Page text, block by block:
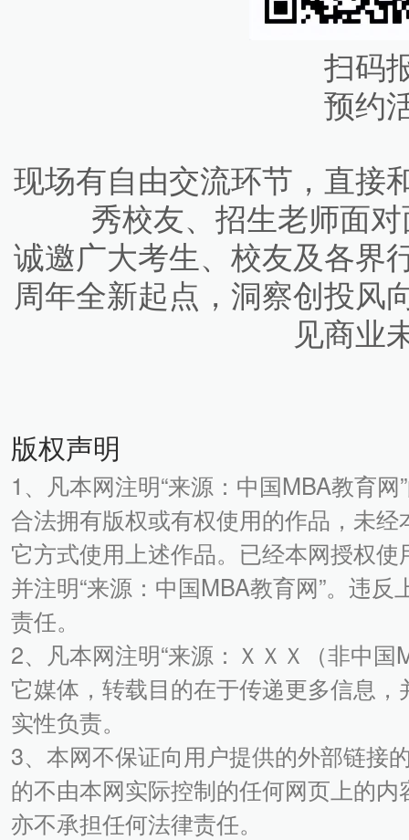
扫码
预约
现场有自由交流环节，直接
秀校友、招生老师面
诚邀广大考生、校友及各界
周年全新起点，洞察创投风
见商业
版权声明
1、凡本网注明“来源：中国MBA教育
合法拥有版权或有权使用的作品，未
它方式使用上述作品。已经本网授权
并注明“来源：中国MBA教育网”。违
责任。
2、凡本网注明“来源：ＸＸＸ（非中
它媒体，转载目的在于传递更多信息
实性负责。
3、本网不保证向用户提供的外部链接
的不由本网实际控制的任何网页上的
亦不承担任何法律责任。